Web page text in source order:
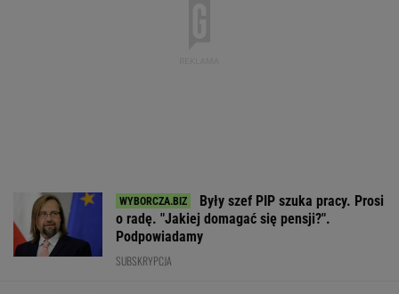
Były szef PIP szuka pracy. Prosi
o radę. "Jakiej domagać się pensji?".
Podpowiadamy
SUBSKRYPCJA